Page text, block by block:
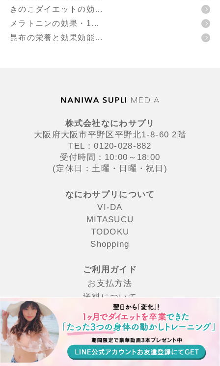
きのこダイエットの効…
メラトニンの効果・1…
昆布の栄養と効果効能…
株式会社なにわサプリ
大阪府大阪市平野区平野北1-8-60 2階
TEL：0120-028-882
受付時間：10:00～18:00
(定休日：土曜・日曜・祝日)
なにわサプリについて
VI-DA
MITASUCU
TODOKU
Shopping
ご利用ガイド
お支払方法
送料について
返品交換について
よくある質問
会社概要